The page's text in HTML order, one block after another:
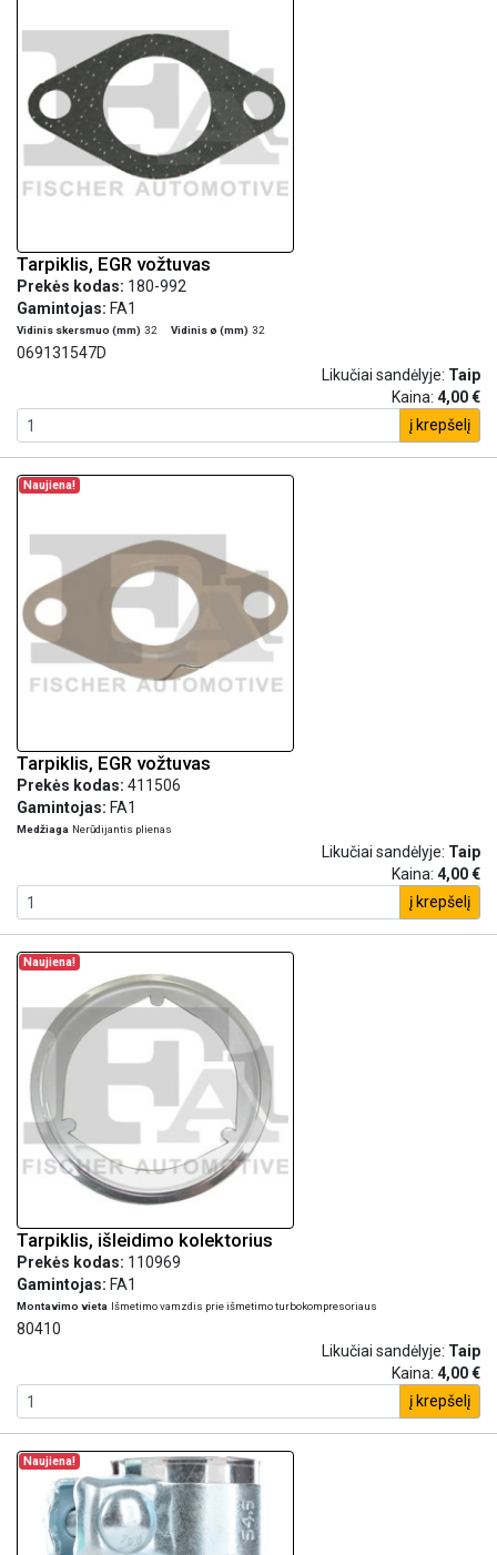
Tarpiklis, EGR vožtuvas
Prekės kodas: 180-992
Gamintojas: FA1
Vidinis skersmuo (mm) 32 Vidinis ø (mm) 32
069131547D
Likučiai sandėlyje: Taip
Kaina: 4,00 €
į krepšelį
Naujiena!
Tarpiklis, EGR vožtuvas
Prekės kodas: 411506
Gamintojas: FA1
Medžiaga Nerūdijantis plienas
Likučiai sandėlyje: Taip
Kaina: 4,00 €
į krepšelį
Naujiena!
Tarpiklis, išleidimo kolektorius
Prekės kodas: 110969
Gamintojas: FA1
Montavimo vieta Išmetimo vamzdis prie išmetimo turbokompresoriaus
80410
Likučiai sandėlyje: Taip
Kaina: 4,00 €
į krepšelį
Naujiena!